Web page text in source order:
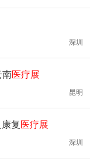
深圳
医疗展
昆明
复医疗展
深圳